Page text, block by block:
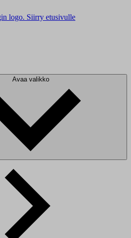
Siirry etusivulle
Avaa valikko